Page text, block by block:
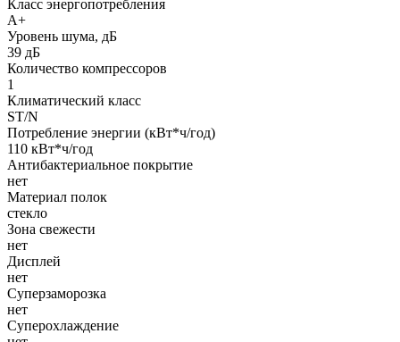
Класс энергопотребления
A+
Уровень шума, дБ
39 дБ
Количество компрессоров
1
Климатический класс
ST/N
Потребление энергии (кВт*ч/год)
110 кВт*ч/год
Антибактериальное покрытие
нет
Материал полок
стекло
Зона свежести
нет
Дисплей
нет
Суперзаморозка
нет
Суперохлаждение